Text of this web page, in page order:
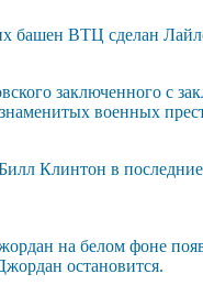
башен ВТЦ сделан
заключенного с
военных
Клинтон в
на белом фоне
остановится.